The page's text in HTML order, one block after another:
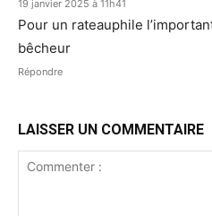
19 janvier 2025 à 11h41
Pour un rateauphile
bêcheur
Répondre
LAISSER UN COMMENTAIRE